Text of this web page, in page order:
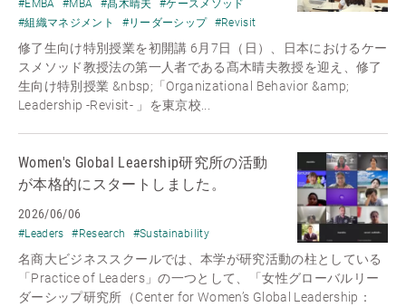
#EMBA #MBA #髙木晴夫
#ケースメソッド
#組織マネジメント
#リーダーシップ #Revisit
修了生向け特別授業を初開講 6月7日（日）、日本におけるケー
スメソッド教授法の第一人者である髙木晴夫教授を迎え、修了
生向け特別授業 &nbsp;「Organizational Behavior &amp;
Leadership -Revisit- 」を東京校...
Women's Global Leaership研究所の活動
が本格的にスタートしました。
2026/06/06
#Leaders #Research #Sustainability
名商大ビジネススクールでは、本学が研究活動の柱としている
「Practice of Leaders」の一つとして、「女性グローバルリー
ダーシップ研究所（Center for Women’s Global Leadership：